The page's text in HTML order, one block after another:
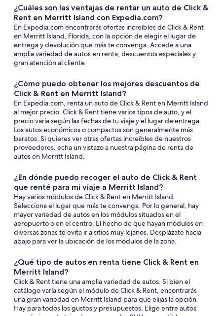
¿Cuáles son las ventajas de rentar un auto de Click &
Rent en Merritt Island con Expedia.com?
En Expedia.com encontrarás ofertas increíbles de Click & Rent
en Merritt Island, Florida, con la opción de elegir el lugar de
entrega y devolución que más te convenga. Accede a una
amplia variedad de autos en renta, descuentos especiales y
gran atención al cliente.
¿Cómo puedo obtener los mejores descuentos de
Click & Rent en Merritt Island?
En Expedia.com, renta un auto de Click & Rent en Merritt Island
al mejor precio. Click & Rent tiene varios tipos de auto, y el
precio varía según las fechas de tu viaje y el lugar de entrega.
Los autos económicos o compactos son generalmente más
baratos. Si quieres ver otras ofertas increíbles de nuestros
proveedores, echa un vistazo a nuestra página de renta de
autos en Merritt Island.
¿En dónde puedo recoger el auto de Click & Rent
que renté para mi viaje a Merritt Island?
Hay varios módulos de Click & Rent en Merritt Island.
Selecciona el lugar que más te convenga. Por lo general, hay
mayor variedad de autos en los módulos situados en el
aeropuerto o en el centro. El hecho de que hayan módulos en
diversas zonas te evita ir a sitios muy lejanos. Desplázate hacia
abajo para ver la ubicación de los módulos de la zona.
¿Qué tipo de autos en renta tiene Click & Rent en
Merritt Island?
Click & Rent tiene una amplia variedad de autos. Si bien el
catálogo varía según el módulo de Click & Rent, encontrarás
una gran variedad en Merritt Island para que elijas la opción.
Hay para todos los gustos y presupuestos. Elige entre autos